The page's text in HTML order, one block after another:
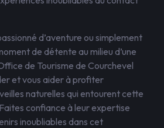
d’aventure ou simplement
de détente au milieu d’une
de Tourisme de Courchevel
et vous aider à profiter
naturelles qui entourent cette
confiance à leur expertise
inoubliables dans cet